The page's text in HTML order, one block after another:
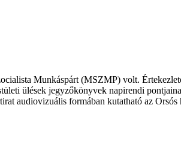
Munkáspárt (MSZMP) volt.
ülések jegyzőkönyvek napirendi
audiovizuális formában kutatható az Orsós